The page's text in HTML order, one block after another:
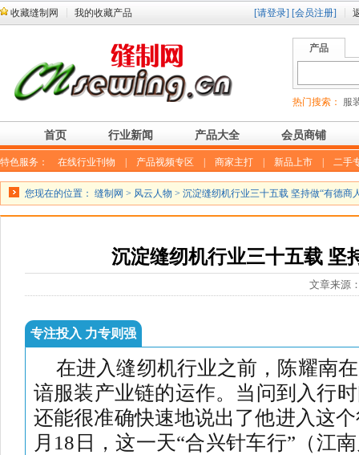
收藏缝制网 我的收藏产品 [请登录] [会员注册]
产品
热门搜索： 服
首页 行业新闻 产品大全 会员商铺
特色服务： 在线行业刊物 产品视频专区 商家主打 新品上市 二手
您现在的位置： 缝制网 > 风云人物 > 沉淀缝纫机行业三十五载 坚持做“有德商
沉淀缝纫机行业三十五载 坚
文章来源
专注投入 力专则强
在进入缝纫机行业之前，陈耀南
谙服装产业链的运作。当问到入行
还能很准确快速地说出了他进入这
月18日，这一天“合兴针车行”（江